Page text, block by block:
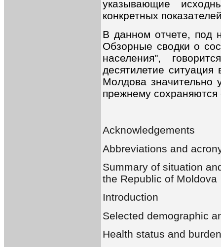
указывающие
конкретных
В данном отчете, под
Обзорные сводки о
населения",
десятилетие ситуация
Молдова значительно
прежнему
Acknowledgements
Abbreviations and
Summary of situation
the Republic of Moldova
Introduction
Selected demographic
Health status and